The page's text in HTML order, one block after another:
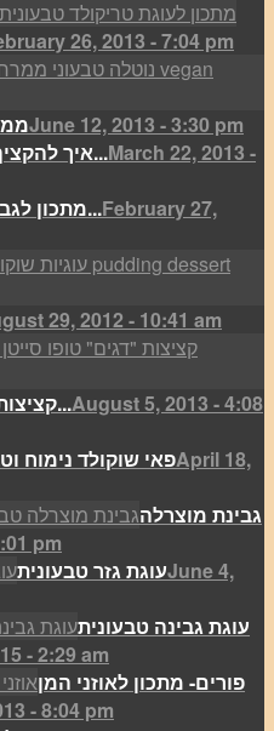
26, 2013 - 7:04 pm
June 12, 2013 - 3:30 pm
איך להקציף קצפת יציבה מקרם קוק...March 22, 2013 -
מתכון לגבינת סויה טבעונית להכנה...February 27,
29, 2012 - 10:41 am
קציצות “דגים” טבעוניות ברוטב...August 5, 2013 - 4:08
פאי שוקולד נימוחApril 18,
גבינת מוצרלה
pm
עוגת גזר טבעוניתJune 4,
עוגת גבינה טבעונית
- 2:29 am
פורים- מתכון לאוזני המן
- 8:04 pm